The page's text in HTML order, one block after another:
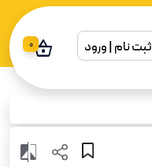
ثبت نام | ورود 0